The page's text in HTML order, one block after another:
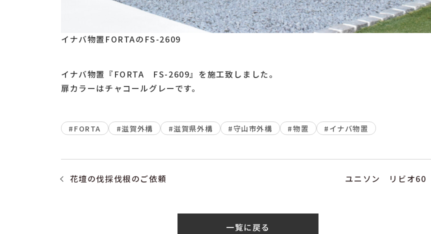
イナバ物置FORTAのFS-2609
イナバ物置『FORTA FS-2609』を施工致しました。
扉カラーはチャコールグレーです。
#FORTA #滋賀外構 #滋賀県外構 #守山市外構 #物置 #イナバ物置
ユニソン リビオ60
花壇の伐採伐根のご依頼
一覧に戻る